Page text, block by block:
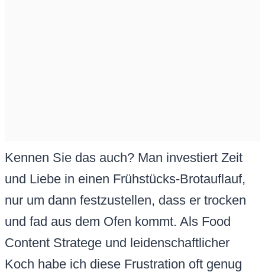
Kennen Sie das auch? Man investiert Zeit
und Liebe in einen Frühstücks-Brotauflauf,
nur um dann festzustellen, dass er trocken
und fad aus dem Ofen kommt. Als Food
Content Stratege und leidenschaftlicher
Koch habe ich diese Frustration oft genug